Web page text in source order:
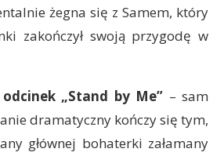
żegna się z Samem, który
zakończył swoją przygodę w
odcinek „Stand by Me” – sam
dramatyczny kończy się tym,
głównej bohaterki załamany